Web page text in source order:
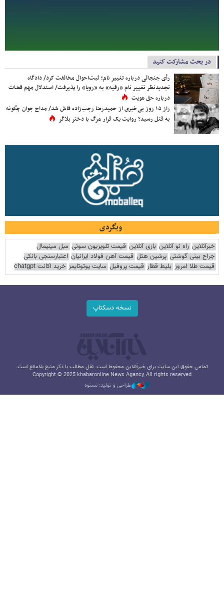
در بحث مشارکت کنید
رأی جنجالی درباره تغییر نام؛ ثبت‌احوال مخالفت کرد/ دادگاه
تجدیدنظر تغییر نام «رقیه» به «رویا» را پذیرفت/ استدلال مهم قضات
درباره حق هویت
راز ۱۵ روز بی‌خبری از حمیدرضا رجب‌زاده فاش شد/ مداح جوان چگونه
به قتل رسید؟ روایت یک قرار مرگ با دختر بلاگر
وبگردی
خبرآنلاین راه نو آنلاین بازی آنلاین قیمت تلویزیون سونی مبل مینیمال
جراح بینی گوشتی پرشین هتل قیمت آهن فولاد ایرانیان اعتبارسنجی بانکی
قیمت طلا امروز بلیط قطار قیمت پروفیل سایت یوتوتایمز خرید اکانت chatgpt
نسخه دسکتاپ
تمامی حقوق این سایت برای خبرآنلاین محفوظ است. نقل مطالب با ذکر منبع بلامانع است.
Copyright © 2025 khabaronline News Agancy, All rights reserved
طراحی و تولید: نستوه